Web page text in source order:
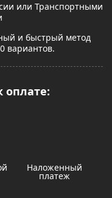
или Транспортными
и быстрый метод
вариантов.
Наложенный
платеж